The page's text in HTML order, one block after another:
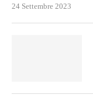
24 Settembre 2023